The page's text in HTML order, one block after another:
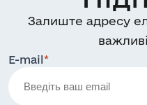
Залиште адресу
E-mail*